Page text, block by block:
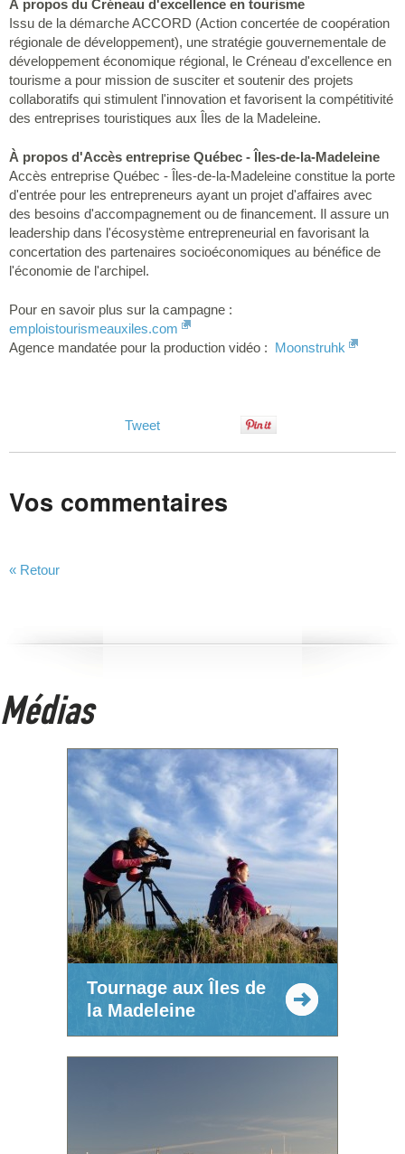
À propos du Créneau d'excellence en tourisme
Issu de la démarche ACCORD (Action concertée de coopération
régionale de développement), une stratégie gouvernementale de
développement économique régional, le Créneau d'excellence en
tourisme a pour mission de susciter et soutenir des projets
collaboratifs qui stimulent l'innovation et favorisent la compétitivité
des entreprises touristiques aux Îles de la Madeleine.
À propos d'Accès entreprise Québec - Îles-de-la-Madeleine
Accès entreprise Québec - Îles-de-la-Madeleine constitue la porte
d'entrée pour les entrepreneurs ayant un projet d'affaires avec
des besoins d'accompagnement ou de financement. Il assure un
leadership dans l'écosystème entrepreneurial en favorisant la
concertation des partenaires socioéconomiques au bénéfice de
l'économie de l'archipel.
Pour en savoir plus sur la campagne :
emploistourismeauxiles.com
Agence mandatée pour la production vidéo : Moonstruhk
Tweet
Vos commentaires
« Retour
Médias
Tournage aux Îles de
la Madeleine